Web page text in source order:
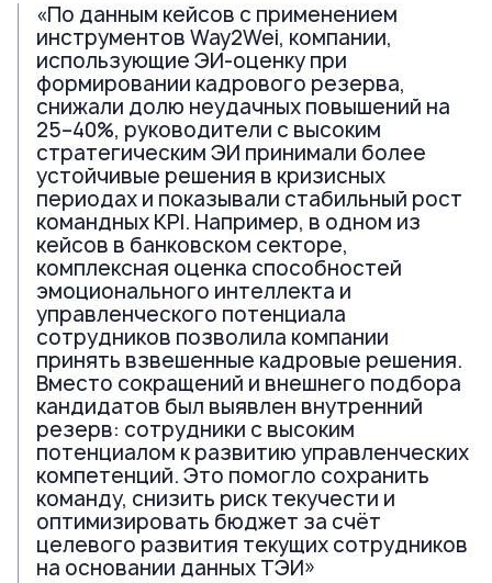
«По данным кейсов с применением
инструментов Way2Wei, компании,
использующие ЭИ-оценку при
формировании кадрового резерва,
снижали долю неудачных повышений на
25–40%, руководители с высоким
стратегическим ЭИ принимали более
устойчивые решения в кризисных
периодах и показывали стабильный рост
командных KPI. Например, в одном из
кейсов в банковском секторе,
комплексная оценка способностей
эмоционального интеллекта и
управленческого потенциала
сотрудников позволила компании
принять взвешенные кадровые решения.
Вместо сокращений и внешнего подбора
кандидатов был выявлен внутренний
резерв: сотрудники с высоким
потенциалом к развитию управленческих
компетенций. Это помогло сохранить
команду, снизить риск текучести и
оптимизировать бюджет за счёт
целевого развития текущих сотрудников
на основании данных ТЭИ»